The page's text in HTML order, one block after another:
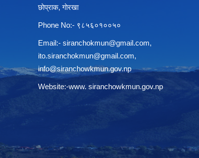
छाेप्राक, गाेरखा
Phone No:- ९८५६०१००५०
Email:- siranchokmun@gmail.com,
ito.siranchokmun@gmail.com,
info@siranchowkmun.gov.np
Website:-www. siranchowkmun.gov.np